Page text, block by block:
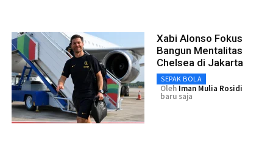
Xabi Alonso Fokus
Bangun Mentalitas
Chelsea di Jakarta
SEPAK BOLA
Oleh Iman Mulia Rosidi
baru saja